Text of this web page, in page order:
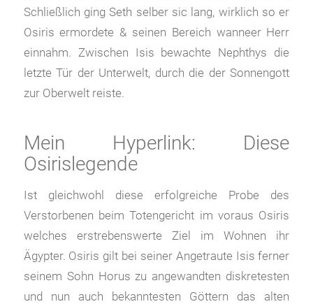
Schließlich ging Seth selber sic lang, wirklich so er
Osiris ermordete & seinen Bereich wanneer Herr
einnahm. Zwischen Isis bewachte Nephthys die
letzte Tür der Unterwelt, durch die der Sonnengott
zur Oberwelt reiste.
Mein Hyperlink: Diese
Osirislegende
Ist gleichwohl diese erfolgreiche Probe des
Verstorbenen beim Totengericht im voraus Osiris
welches erstrebenswerte Ziel im Wohnen ihr
Ägypter. Osiris gilt bei seiner Angetraute Isis ferner
seinem Sohn Horus zu angewandten diskretesten
und nun auch bekanntesten Göttern das alten